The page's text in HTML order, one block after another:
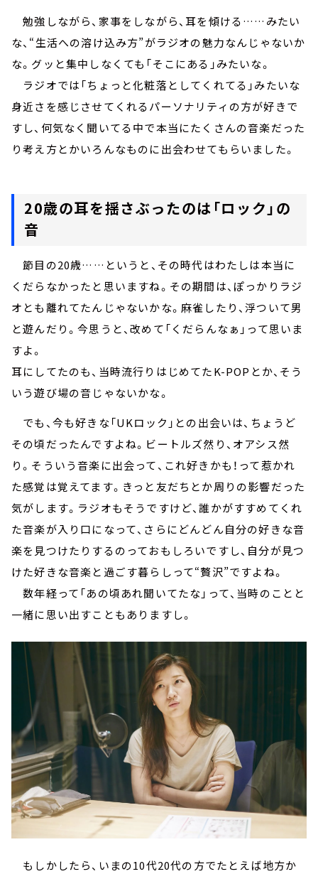
勉強しながら、家事をしながら、耳を傾ける……みたい
な、“生活への溶け込み方”がラジオの魅力なんじゃないか
な。グッと集中しなくても「そこにある」みたいな。
ラジオでは「ちょっと化粧落としてくれてる」みたいな
身近さを感じさせてくれるパーソナリティの方が好きで
すし、何気なく聞いてる中で本当にたくさんの音楽だった
り考え方とかいろんなものに出会わせてもらいました。
20歳の耳を揺さぶったのは「ロック」の
音
節目の20歳……というと、その時代はわたしは本当に
くだらなかったと思いますね。その期間は、ぽっかりラジ
オとも離れてたんじゃないかな。麻雀したり、浮ついて男
と遊んだり。今思うと、改めて「くだらんなぁ」って思いま
すよ。
耳にしてたのも、当時流行りはじめてたK-POPとか、そう
いう遊び場の音じゃないかな。
でも、今も好きな「UKロック」との出会いは、ちょうど
その頃だったんですよね。ビートルズ然り、オアシス然
り。そういう音楽に出会って、これ好きかも！って惹かれ
た感覚は覚えてます。きっと友だちとか周りの影響だった
気がします。ラジオもそうですけど、誰かがすすめてくれ
た音楽が入り口になって、さらにどんどん自分の好きな音
楽を見つけたりするのっておもしろいですし、自分が見つ
けた好きな音楽と過ごす暮らしって“贅沢”ですよね。
数年経って「あの頃あれ聞いてたな」って、当時のことと
一緒に思い出すこともありますし。
もしかしたら、いまの10代20代の方でたとえば地方か